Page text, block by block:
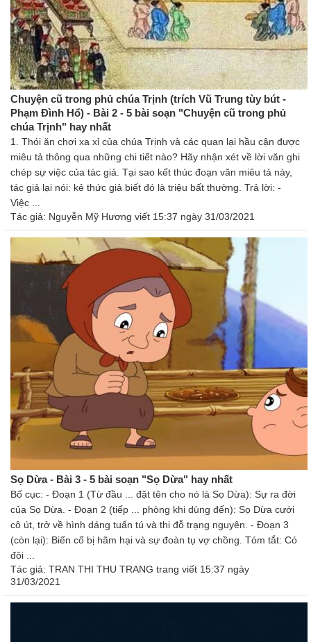
Chuyện cũ trong phủ chúa Trịnh (trích Vũ Trung tùy bút -
Phạm Đình Hổ) - Bài 2 - 5 bài soạn "Chuyện cũ trong phủ
chúa Trịnh" hay nhất
1. Thói ăn chơi xa xỉ của chúa Trịnh và các quan lại hầu cận được
miêu tả thông qua những chi tiết nào? Hãy nhận xét về lời văn ghi
chép sự việc của tác giả. Tại sao kết thúc đoạn văn miêu tả này,
tác giả lại nói: kẻ thức giả biết đó là triệu bất thường. Trả lời: -
Việc ...
Tác giả: Nguyễn Mỹ Hương viết 15:37 ngày 31/03/2021
Sọ Dừa - Bài 3 - 5 bài soạn "Sọ Dừa" hay nhất
Bố cục: - Đoạn 1 (Từ đầu ... đặt tên cho nó là Sọ Dừa): Sự ra đời
của Sọ Dừa. - Đoạn 2 (tiếp ... phòng khi dùng đến): Sọ Dừa cưới
cô út, trở về hình dáng tuấn tú và thi đỗ trạng nguyên. - Đoạn 3
(còn lại): Biến cố bị hãm hại và sự đoàn tụ vợ chồng. Tóm tắt: Có
đôi ...
Tác giả: TRAN THI THU TRANG trang viết 15:37 ngày
31/03/2021